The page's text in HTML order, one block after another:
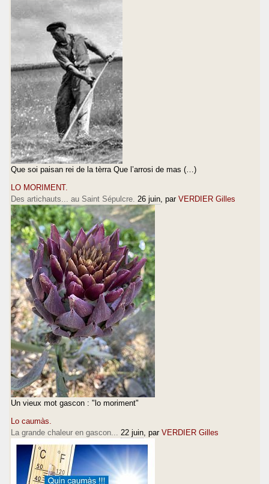
Que soi paisan rei de la tèrra Que l’arrosi de mas (…)
LO MORIMENT.
Des artichauts... au Saint Sépulcre. 26 juin, par VERDIER Gilles
Un vieux mot gascon : "lo moriment"
Lo caumàs.
La grande chaleur en gascon... 22 juin, par VERDIER Gilles